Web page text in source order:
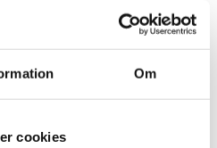
Om
cookies